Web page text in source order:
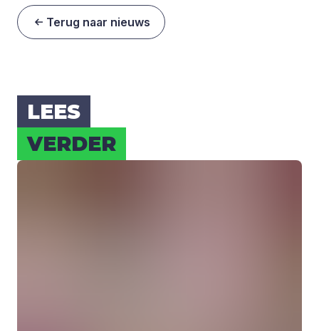
Terug naar nieuws
LEES
VER­DER